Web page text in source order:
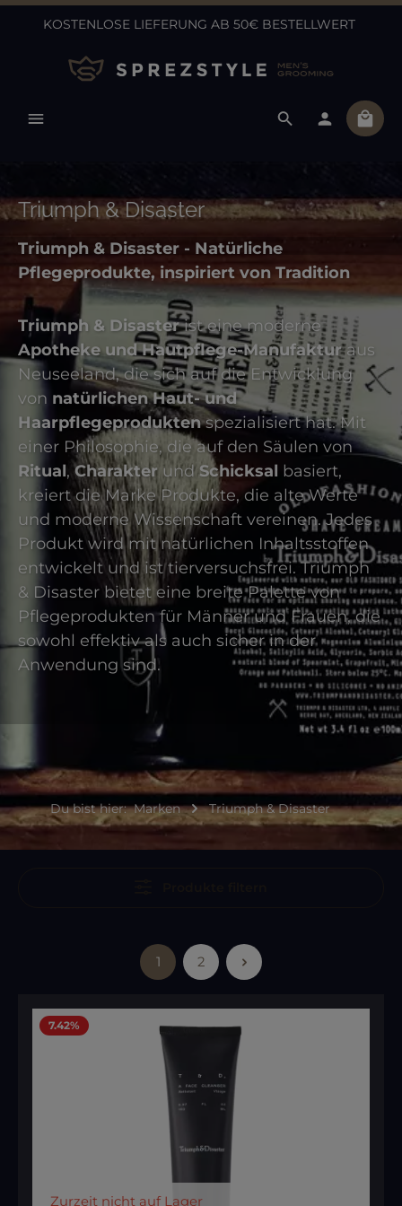
Zum Hauptinhalt springen
KOSTENLOSE LIEFERUNG AB 50€ BESTELLWERT
Triumph & Disaster
Triumph & Disaster - Natürliche
Pflegeprodukte, inspiriert von Tradition
Triumph & Disasterist eine moderne
Apotheke und Hautpflege-Manufakturaus
Neuseeland, die sich auf die Entwicklung
von natürlichen Haut- und
Haarpflegeproduktenspezialisiert hat. Mit
einer Philosophie, die auf den Säulen von
Ritual,Charakter undSchicksal basiert,
kreiert die Marke Produkte, die alte Werte
und moderne Wissenschaft vereinen. Jedes
Produkt wird mit natürlichen Inhaltsstoffen
entwickelt und ist tierversuchsfrei. Triumph
& Disaster bietet eine breite Palette von
Pflegeprodukten für Männer und Frauen, die
sowohl effektiv als auch sicher in der
Anwendung sind.
Du bist hier: Marken Triumph & Disaster
Seite
1
Seite
2
7.42%
Zurzeit nicht auf Lager